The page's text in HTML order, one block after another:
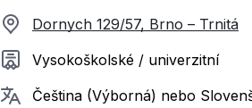
Dornych 129/57, Brno – Trnitá
Požadované vzdělání
Vysokoškolské / univerzitní
Požadované jazyky
Čeština (Výborná) nebo